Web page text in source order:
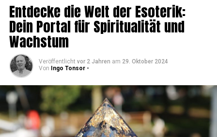
Ent­de­cke die Welt der Eso­te­rik:
Dein Por­tal für Spi­ri­tua­li­tät und
Wachstum
Veröffentlicht vor 2 Jahren am 29. Oktober 2024
Von Ingo Tonsor -